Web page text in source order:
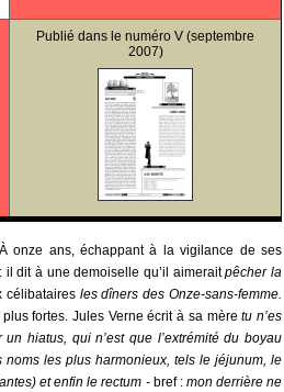
Publié dans le numéro V (septembre
2007)
onze ans, échappant à la vigilance de ses
il dit à une demoiselle qu’il aimeraitpêcher la
célibataires les dîners des Onze-sans-femme.
plus fortes. Jules Verne écrit à sa mèretu n’es
hiatus, qui n’est que l’extrémité du boyau
les plus harmonieux, tels le jéjunum, le
et enfin le rectum - bref : mon derrière ne